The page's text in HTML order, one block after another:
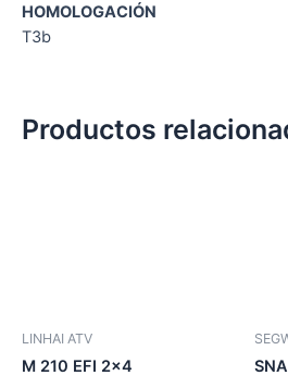
HOMOLOGACIÓN
T3b
Productos
LINHAI ATV
M 210 EFI 2×4